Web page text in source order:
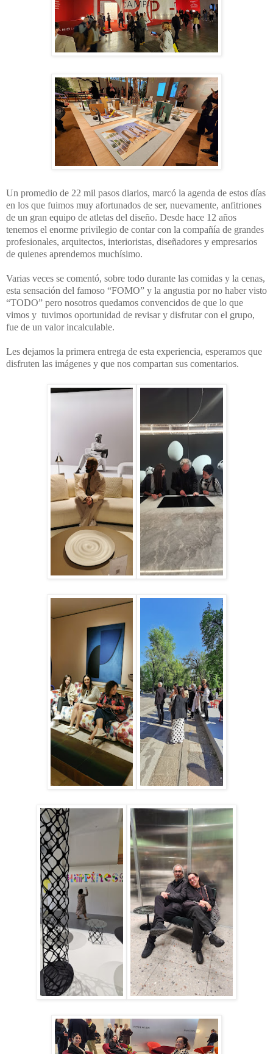
Un promedio de 22 mil pasos diarios, marcó la agenda de estos días
en los que fuimos muy afortunados de ser, nuevamente, anfitriones
de un gran equipo de atletas del diseño. Desde hace 12 años
tenemos el enorme privilegio de contar con la compañía de grandes
profesionales, arquitectos, interioristas, diseñadores y empresarios
de quienes aprendemos muchísimo.
Varias veces se comentó, sobre todo durante las comidas y la cenas,
esta sensación del famoso “FOMO” y la angustia por no haber visto
“TODO” pero nosotros quedamos convencidos de que lo que
vimos y tuvimos oportunidad de revisar y disfrutar con el grupo,
fue de un valor incalculable.
Les dejamos la primera entrega de esta experiencia, esperamos que
disfruten las imágenes y que nos compartan sus comentarios.